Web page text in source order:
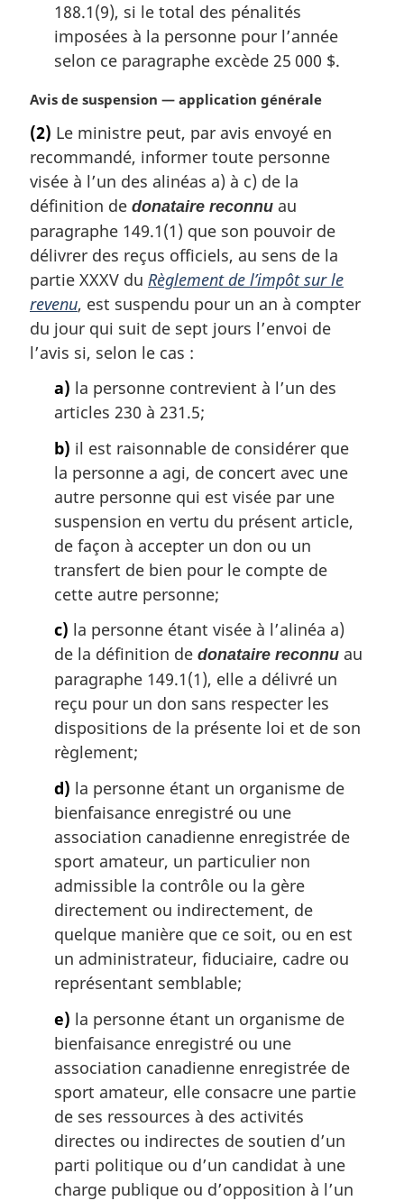
188.1(9), si le total des pénalités
imposées à la personne pour l’année
selon ce paragraphe excède 25 000 $.
N
t
e
m
a
g
i
n
a
l
e
:
Avis de suspension — application générale
(2) Le ministre peut, par avis envoyé en
recommandé, informer toute personne
visée à l’un des alinéas a) à c) de la
définition de donataire reconnu au
paragraphe 149.1(1) que son pouvoir de
délivrer des reçus officiels, au sens de la
partie XXXV du Règlement de l’impôt sur le
revenu, est suspendu pour un an à compter
du jour qui suit de sept jours l’envoi de
l’avis si, selon le cas :
a) la personne contrevient à l’un des
articles 230 à 231.5;
b) il est raisonnable de considérer que
la personne a agi, de concert avec une
autre personne qui est visée par une
suspension en vertu du présent article,
de façon à accepter un don ou un
transfert de bien pour le compte de
cette autre personne;
c) la personne étant visée à l’alinéa a)
de la définition de donataire reconnu au
paragraphe 149.1(1), elle a délivré un
reçu pour un don sans respecter les
dispositions de la présente loi et de son
règlement;
d) la personne étant un organisme de
bienfaisance enregistré ou une
association canadienne enregistrée de
sport amateur, un particulier non
admissible la contrôle ou la gère
directement ou indirectement, de
quelque manière que ce soit, ou en est
un administrateur, fiduciaire, cadre ou
représentant semblable;
e) la personne étant un organisme de
bienfaisance enregistré ou une
association canadienne enregistrée de
sport amateur, elle consacre une partie
de ses ressources à des activités
directes ou indirectes de soutien d’un
parti politique ou d’un candidat à une
charge publique ou d’opposition à l’un